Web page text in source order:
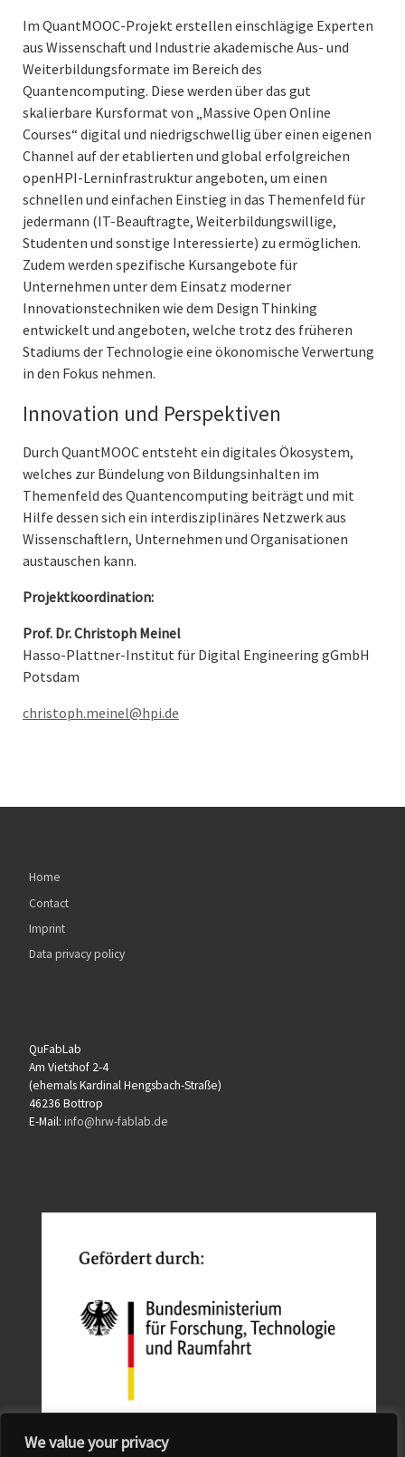
We value your privacy
Im QuantMOOC-Projekt erstellen einschlägige Experten
aus Wissenschaft und Industrie akademische Aus- und
Weiterbildungsformate im Bereich des
Quantencomputing. Diese werden über das gut
skalierbare Kursformat von „Massive Open Online
Courses“ digital und niedrigschwellig über einen eigenen
Channel auf der etablierten und global erfolgreichen
openHPI-Lerninfrastruktur angeboten, um einen
schnellen und einfachen Einstieg in das Themenfeld für
jedermann (IT-Beauftragte, Weiterbildungswillige,
Studenten und sonstige Interessierte) zu ermöglichen.
Zudem werden spezifische Kursangebote für
Unternehmen unter dem Einsatz moderner
Innovationstechniken wie dem Design Thinking
entwickelt und angeboten, welche trotz des früheren
Stadiums der Technologie eine ökonomische Verwertung
in den Fokus nehmen.
Innovation und Perspektiven
Durch QuantMOOC entsteht ein digitales Ökosystem,
welches zur Bündelung von Bildungsinhalten im
Themenfeld des Quantencomputing beiträgt und mit
Hilfe dessen sich ein interdisziplinäres Netzwerk aus
Wissenschaftlern, Unternehmen und Organisationen
austauschen kann.
Projektkoordination:
Prof. Dr. Christoph Meinel
Hasso-Plattner-Institut für Digital Engineering gGmbH
Potsdam
christoph.meinel@hpi.de
Home
Contact
Imprint
Data privacy policy
QuFabLab
Am Vietshof 2-4
(ehemals Kardinal Hengsbach-Straße)
46236 Bottrop
E-Mail: info@hrw-fablab.de